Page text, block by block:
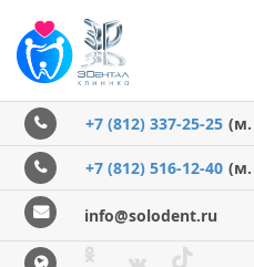
+7 (812) 337-25-25 (м.
+7 (812) 516-12-40 (м.
info@solodent.ru